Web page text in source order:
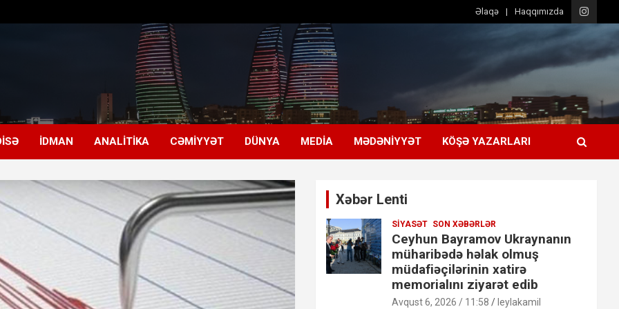
Əlaqə Haqqımızda
İDMAN ANALITIKA CƏMIYYƏT DÜNYA MEDIA MƏDƏNIYYƏT KÖŞƏ YAZARLARI
Xəbər Lenti
SIYASƏT SON XƏBƏRLƏR
Ceyhun Bayramov Ukraynanın
müharibədə həlak olmuş
müdafiəçilərinin xatirə
memorialını ziyarət edib
Avqust 6, 2026 / 11:58 leylakamil